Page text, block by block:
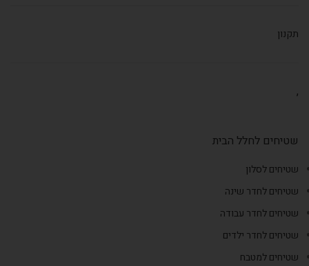
תקנון
,
שטיחים לחלל הבית
שטיחים לסלון
שטיחים לחדר שינה
שטיחים לחדר עבודה
שטיחים לחדר ילדים
שטיחים למטבח